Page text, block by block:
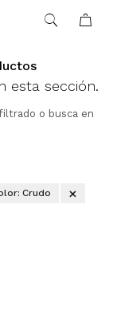
esta sección.
o busca en
Crudo